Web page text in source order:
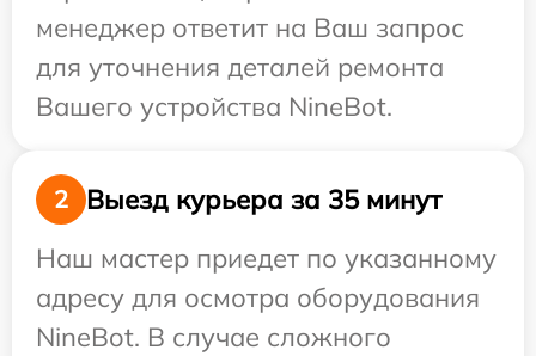
менеджер ответит на Ваш запрос
для уточнения деталей ремонта
Вашего устройства NineBot.
2
Выезд курьера за 35 минут
Наш мастер приедет по указанному
адресу для осмотра оборудования
NineBot. В случае сложного